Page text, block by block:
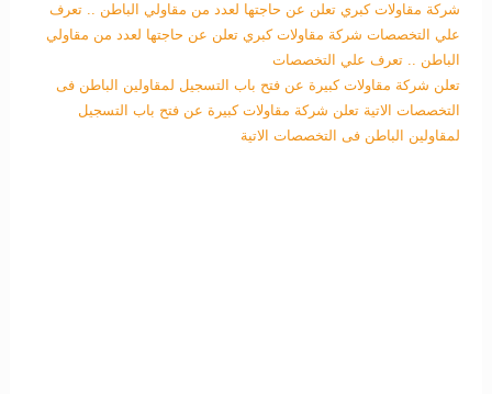
شركة مقاولات كبري تعلن عن حاجتها لعدد من مقاولي الباطن .. تعرف
علي التخصصات شركة مقاولات كبري تعلن عن حاجتها لعدد من مقاولي
الباطن .. تعرف علي التخصصات
تعلن شركة مقاولات كبيرة عن فتح باب التسجيل لمقاولين الباطن فى
التخصصات الاتية تعلن شركة مقاولات كبيرة عن فتح باب التسجيل
لمقاولين الباطن فى التخصصات الاتية